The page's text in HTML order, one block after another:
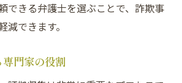
できる弁護士を選ぶことで、詐欺事
減できます。
門家の役割